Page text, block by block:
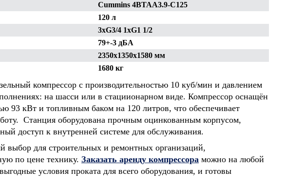
ООО "Строительное
управление - 5"
ОАО "Белсталь" горно
Cummins 4BTAA3.9-C125
120 л
3xG3/4 1xG1 1/2
79+-3 дБА
2350х1350х1580 мм
1680 кг
компрессор с производительностью 10 куб/мин и давлением
на шасси или в стациионарном виде. Компрессор оснащён
93 кВт и топливным баком на 120 литров, что обеспечивает
Станция оборудована прочным оцинкованным корпусом,
доступ к внутренней системе для обслуживания.
выбор для строительных и ремонтных организаций,
по цене технику. Заказать аренду компрессора можно на любой
условия проката для всего оборудования, и готовы